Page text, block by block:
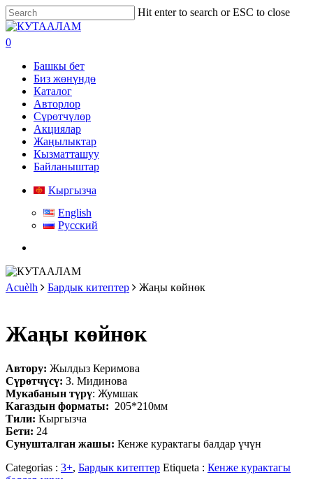
Skip
to
main
content
Hit enter to search or ESC to close
Close
Search
search
0
Башкы бет
Биз жөнүндө
Каталог
Авторлор
Сүрөтчүлөр
Акциялар
Жаңылыктар
Кызматташуу
Байланыштар
Кыргызча
English
Русский
Acuèlh Бардык китептер Жаңы көйнөк
Жаңы көйнөк
Автору: Жылдыз Керимова
Сүрөтчүсү: З. Мидинова
Мукабанын түрү: Жумшак
Кагаздын форматы: 205*210мм
Тили: Кыргызча
Бети: 24
Сунушталган жашы: Кенже курактагы балдар үчүн
Categorias : 3+, Бардык китептер Etiqueta : Кенже курактагы